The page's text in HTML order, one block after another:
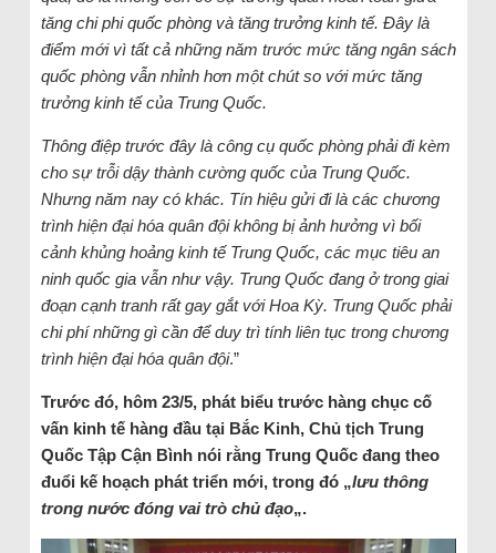
tăng chi phi quốc phòng và tăng trưởng kinh tế. Đây là
điểm mới vì tất cả những năm trước mức tăng ngân sách
quốc phòng vẫn nhỉnh hơn một chút so với mức tăng
trưởng kinh tế của Trung Quốc.
Thông điệp trước đây là công cụ quốc phòng phải đi kèm
cho sự trỗi dậy thành cường quốc của Trung Quốc.
Nhưng năm nay có khác. Tín hiệu gửi đi là các chương
trình hiện đại hóa quân đội không bị ảnh hưởng vì bối
cảnh khủng hoảng kinh tế Trung Quốc, các mục tiêu an
ninh quốc gia vẫn như vậy. Trung Quốc đang ở trong giai
đoạn cạnh tranh rất gay gắt với Hoa Kỳ. Trung Quốc phải
chi phí những gì cần để duy trì tính liên tục trong chương
trình hiện đại hóa quân đội.”
Trước đó, hôm 23/5, phát biểu trước hàng chục cố
vấn kinh tế hàng đầu tại Bắc Kinh, Chủ tịch Trung
Quốc Tập Cận Bình nói rằng Trung Quốc đang theo
đuổi kế hoạch phát triển mới, trong đó „lưu thông
trong nước đóng vai trò chủ đạo„.